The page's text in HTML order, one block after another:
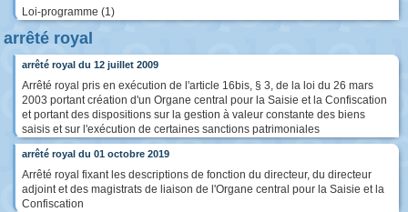
Loi-programme (1)
arrêté royal
arrêté royal du 12 juillet 2009
Arrêté royal pris en exécution de l'article 16bis, § 3, de la loi du 26 mars
2003 portant création d'un Organe central pour la Saisie et la Confiscation
et portant des dispositions sur la gestion à valeur constante des biens
saisis et sur l'exécution de certaines sanctions patrimoniales
arrêté royal du 01 octobre 2019
Arrêté royal fixant les descriptions de fonction du directeur, du directeur
adjoint et des magistrats de liaison de l'Organe central pour la Saisie et la
Confiscation